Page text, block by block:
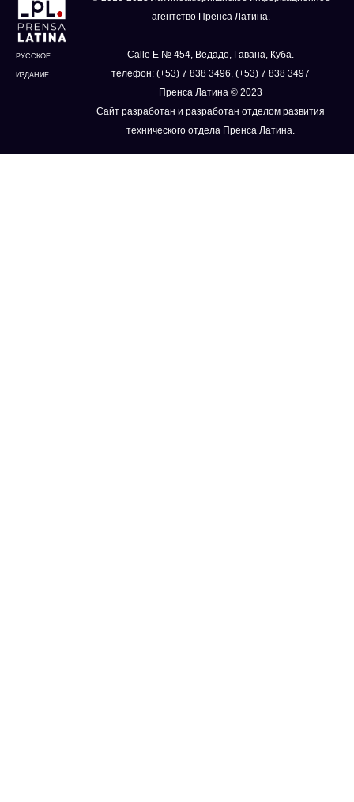
РУССКОЕ
ИЗДАНИЕ
агентство Пренса Латина.
Calle E № 454, Ведадо, Гавана, Куба.
телефон: (+53) 7 838 3496, (+53) 7 838 3497
Пренса Латина © 2023
Сайт разработан и разработан отделом развития
технического отдела Пренса Латина.